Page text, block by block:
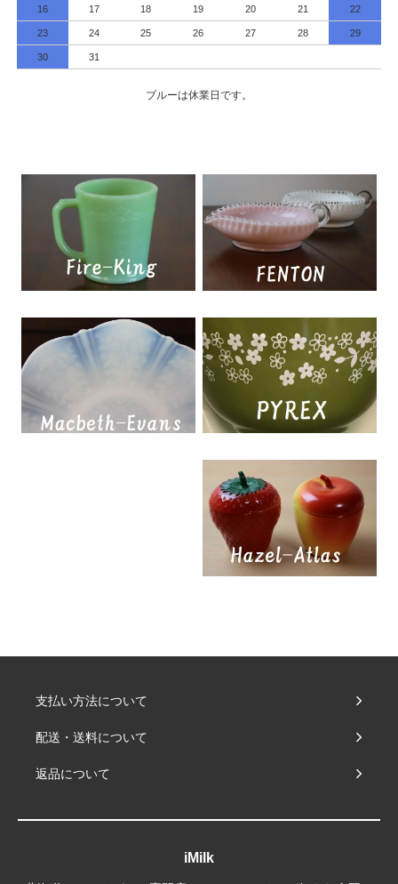
16 17 18 19 20 21 22
23 24 25 26 27 28 29
30 31
ブルーは休業日です。
支払い方法について
配送・送料について
返品について
iMilk